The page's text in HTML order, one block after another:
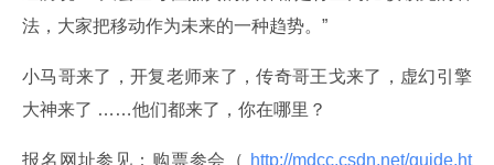
法，大家把移动作为未来的一种趋势。”
小马哥来了，开复老师来了，传奇哥王戈来了，虚幻引擎
大神来了 ……他们都来了，你在哪里？
报名网址参见：购票参会（ http://mdcc.csdn.net/guide.ht